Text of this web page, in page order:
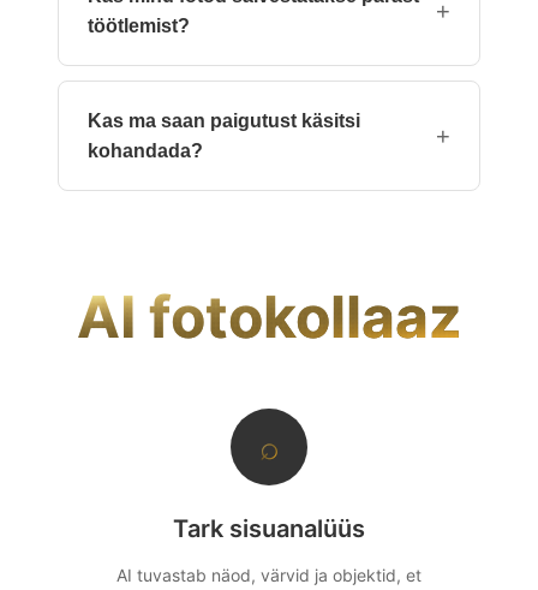
trükkimiseks kuni 24 tollini.
töötlemist?
+
Pildid töödeldakse mälus ja kustutatakse kohe
säilitata meie serverites.
Kas ma saan paigutust käsitsi
kohandada?
+
AI fotokollaaz
⌕
Tark sisuanalüüs
AI tuvastab näod, värvid ja objektid, et